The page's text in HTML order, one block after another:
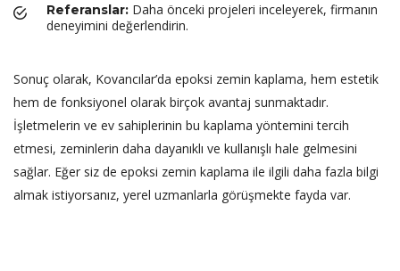
Referanslar: Daha önceki projeleri inceleyerek, firmanın
deneyimini değerlendirin.
Sonuç olarak, Kovancılar’da epoksi zemin kaplama, hem estetik
hem de fonksiyonel olarak birçok avantaj sunmaktadır.
İşletmelerin ve ev sahiplerinin bu kaplama yöntemini tercih
etmesi, zeminlerin daha dayanıklı ve kullanışlı hale gelmesini
sağlar. Eğer siz de epoksi zemin kaplama ile ilgili daha fazla bilgi
almak istiyorsanız, yerel uzmanlarla görüşmekte fayda var.